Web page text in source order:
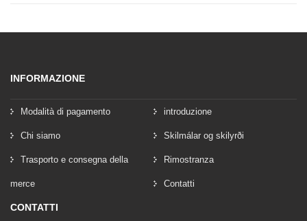
INFORMAZIONE
Modalità di pagamento introduzione
Chi siamo Skilmálar og skilyrði
Trasporto e consegna della
merce
Rimostranza
Contatti
CONTATTI